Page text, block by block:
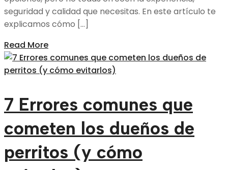
seguridad y calidad que necesitas. En este artículo te
explicamos cómo […]
Read More
7 Errores comunes que
cometen los dueños de
perritos (y cómo